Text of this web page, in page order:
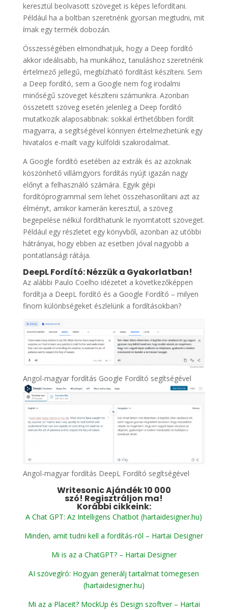
keresztül beolvasott szöveget is képes lefordítani.
Például ha a boltban szeretnénk gyorsan megtudni, mit
írnak egy termék dobozán.
Összességében elmondhatjuk, hogy a Deep fordító
akkor ideálisabb, ha munkához, tanuláshoz szeretnénk
értelmező jellegű, megbízható fordítást készíteni. Sem
a Deep fordító, sem a Google nem fog irodalmi
minőségű szöveget készíteni számunkra. Azonban
összetett szöveg esetén jelenleg a Deep fordító
mutatkozik alaposabbnak: sokkal érthetőbben fordít
magyarra, a segítségével könnyen értelmezhetünk egy
hivatalos e-mailt vagy külföldi szakirodalmat.
A Google fordító esetében az extrák és az azoknak
köszönhető villámgyors fordítás nyújt igazán nagy
előnyt a felhasználó számára. Egyik gépi
fordítóprogrammal sem lehet összehasonlítani azt az
élményt, amikor kamerán keresztül, a szöveg
begepelése nélkül fordíthatunk le nyomtatott szöveget.
Például egy részletet egy könyvből, azonban az utóbbi
hátrányai, hogy ebben az esetben jóval nagyobb a
pontatlansági rátája.
DeepL Fordító: Nézzük a Gyakorlatban!
Az alábbi Paulo Coelho idézetet a következőképpen
fordítja a DeepL fordító és a Google Fordító – milyen
finom különbségeket észlelünk a fordításokban?
Angol-magyar fordítás Google Fordító segítségével
Angol-magyar fordítás DeepL Fordító segítségével
WritesonicAjándék 10 000
szó! Regisztráljon ma!
Korábbi cikkeink:
A Chat GPT: Az Intelligens Chatbot (hartaidesigner.hu)
Minden, amit tudni kell a fordítás-ról – Hartai Designer
Mi is az a ChatGPT? – Hartai Designer
AI szövegíró: Hogyan generálj tartalmat tömegesen
(hartaidesigner.hu)
Mi az a Placeit? MockUp és Design szoftver – Hartai